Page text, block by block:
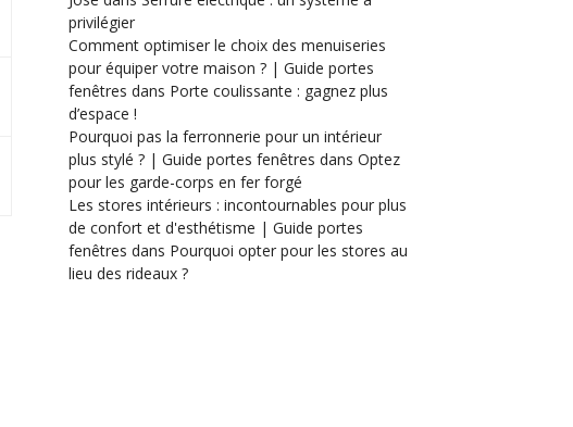
privilégier
Comment optimiser le choix des menuiseries
pour équiper votre maison ? | Guide portes
fenêtres dans Porte coulissante : gagnez plus
d’espace !
Pourquoi pas la ferronnerie pour un intérieur
plus stylé ? | Guide portes fenêtres dans Optez
pour les garde-corps en fer forgé
Les stores intérieurs : incontournables pour plus
de confort et d'esthétisme | Guide portes
fenêtres dans Pourquoi opter pour les stores au
lieu des rideaux ?